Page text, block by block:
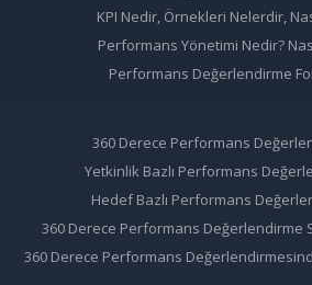
KPI Nedir, Örnekleri Nelerdir,
Performans Yönetimi Nedir?
Performans Değerlendirme
360 Derece Performans
Yetkinlik Bazlı Performans
Hedef Bazlı Performans
360 Derece Performans Değerlendirme
360 Derece Performans